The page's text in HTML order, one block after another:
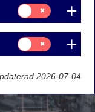
Samtycke
för:
Statistik
Samtycke
för:
Marknadsföring
2026-07-04